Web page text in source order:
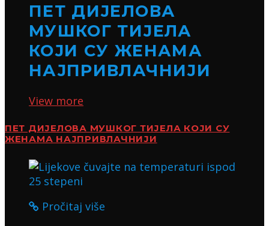
ПЕТ ДИЈЕЛОВА
МУШКОГ ТИЈЕЛА
КОЈИ СУ ЖЕНАМА
НАЈПРИВЛАЧНИЈИ
View more
ПЕТ ДИЈЕЛОВА МУШКОГ ТИЈЕЛА КОЈИ СУ
ЖЕНАМА НАЈПРИВЛАЧНИЈИ
Pročitaj više